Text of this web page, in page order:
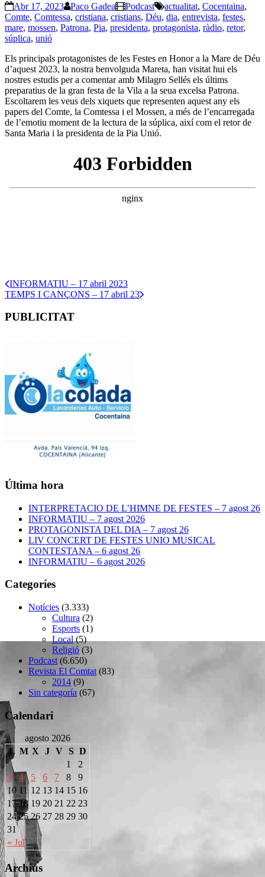
Abr 17, 2023 Paco Gadea Podcast actualitat, Cocentaina,
Comte, Comtessa, cristiana, cristians, Déu, dia, entrevista, festes,
mare, mossen, Patrona, Pia, presidenta, protagonista, ràdio, retor,
súplica, unió
Els principals protagonistes de les Festes en Honor a la Mare de Déu
d’aquest 2023, la nostra benvolguda Mareta, han visitat hui els
nostres estudis per a comentar amb Milagro Sellés els últims
preparatius de la gran festa de la Vila a la seua excelsa Patrona.
Escoltarem les veus dels xiquets que representen aquest any els
papers del Comte, la Comtessa i el Mossen, a més de l’encarregada
de l’emotiu moment de la lectura de la súplica, així com el retor de
Santa Maria i la presidenta de la Pia Unió.
INFORMATIU – 17 abril 2023
TEMPS I CANÇONS – 17 abril 23
PUBLICITAT
Última hora
INTERPRETACIO DE L’HIMNE DE FESTES – 7 agost 26
INFORMATIU – 7 agost 2026
PROTAGONISTA DEL DIA – 7 agost 26
LIV CONCERT DE FESTES UNIO MUSICAL
CONTESTANA – 6 agost 26
INFORMATIU – 6 agost 2026
Categoríes
Notícies (3.333)
Cultura (2)
Esports (1)
Local(5)
Religió (3)
Podcast (6.650)
Revista El Comtat (83)
2014 (9)
Sin categoría (67)
Calendari
agosto 2026
L M X J V S D
« Jul
1
2
3
4 5 6 7 8
9
10 11 12 13 14 15 16
17 18 19 20 21 22 23
24 25 26 27 28 29 30
31
Archius